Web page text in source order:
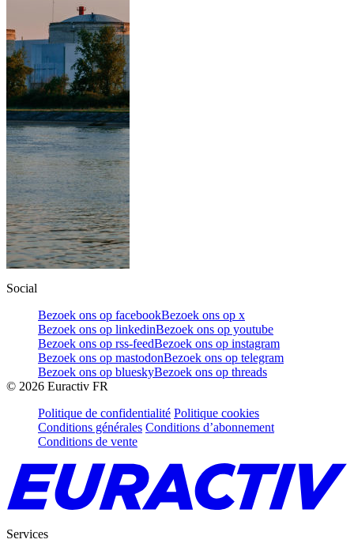
Social
Bezoek ons op facebookBezoek ons op x
Bezoek ons op linkedinBezoek ons op youtube
Bezoek ons op rss-feedBezoek ons op instagram
Bezoek ons op mastodonBezoek ons op telegram
Bezoek ons op blueskyBezoek ons op threads
© 2026 Euractiv FR
Politique de confidentialité Politique cookies
Conditions générales Conditions d’abonnement
Conditions de vente
Services